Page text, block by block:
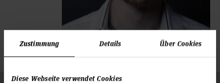
Zustimmung Details Über Cookies
Diese Webseite verwendet Cookies